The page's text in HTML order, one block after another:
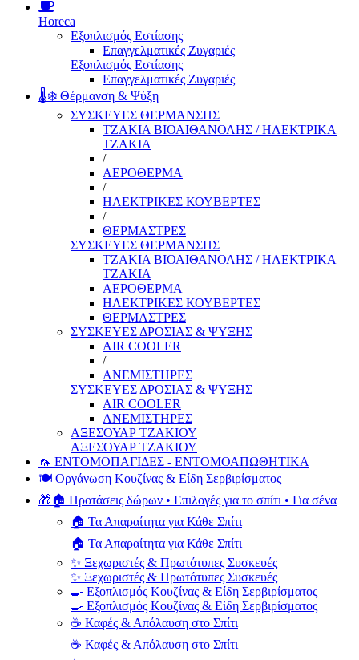
Horeca
Εξοπλισμός Εστίασης
Επαγγελματικές Ζυγαριές
Εξοπλισμός Εστίασης
Επαγγελματικές Ζυγαριές
🌡️❄️ Θέρμανση & Ψύξη
ΣΥΣΚΕΥΕΣ ΘΕΡΜΑΝΣΗΣ
ΤΖΑΚΙΑ ΒΙΟΑΙΘΑΝΟΛΗΣ / ΗΛΕΚΤΡΙΚΑ
ΤΖΑΚΙΑ
/
ΑΕΡΟΘΕΡΜΑ
/
ΗΛΕΚΤΡΙΚΕΣ ΚΟΥΒΕΡΤΕΣ
/
ΘΕΡΜΑΣΤΡΕΣ
ΣΥΣΚΕΥΕΣ ΘΕΡΜΑΝΣΗΣ
ΤΖΑΚΙΑ ΒΙΟΑΙΘΑΝΟΛΗΣ / ΗΛΕΚΤΡΙΚΑ
ΤΖΑΚΙΑ
ΑΕΡΟΘΕΡΜΑ
ΗΛΕΚΤΡΙΚΕΣ ΚΟΥΒΕΡΤΕΣ
ΘΕΡΜΑΣΤΡΕΣ
ΣΥΣΚΕΥΕΣ ΔΡΟΣΙΑΣ & ΨΥΞΗΣ
AIR COOLER
/
ΑΝΕΜΙΣΤΗΡΕΣ
ΣΥΣΚΕΥΕΣ ΔΡΟΣΙΑΣ & ΨΥΞΗΣ
AIR COOLER
ΑΝΕΜΙΣΤΗΡΕΣ
ΑΞΕΣΟΥΑΡ ΤΖΑΚΙΟΥ
ΑΞΕΣΟΥΑΡ ΤΖΑΚΙΟΥ
🦟 ΕΝΤΟΜΟΠΑΓΙΔΕΣ - ΕΝΤΟΜΟΑΠΩΘΗΤΙΚΑ
🍽️ Οργάνωση Κουζίνας & Είδη Σερβιρίσματος
🎁🏠 Προτάσεις δώρων • Επιλογές για το σπίτι • Για σένα
🏠 Τα Απαραίτητα για Κάθε Σπίτι
🏠 Τα Απαραίτητα για Κάθε Σπίτι
✨ Ξεχωριστές & Πρωτότυπες Συσκευές
✨ Ξεχωριστές & Πρωτότυπες Συσκευές
🍳 Εξοπλισμός Κουζίνας & Είδη Σερβιρίσματος
🍳 Εξοπλισμός Κουζίνας & Είδη Σερβιρίσματος
☕ Καφές & Απόλαυση στο Σπίτι
☕ Καφές & Απόλαυση στο Σπίτι